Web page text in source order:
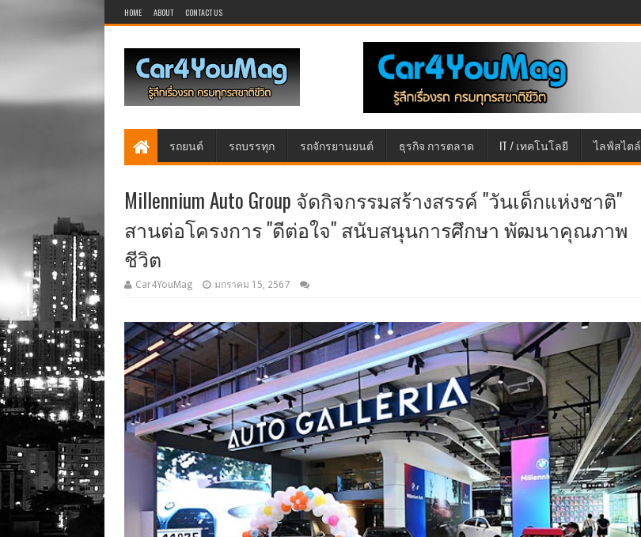
HOME ABOUT CONTACT US
รถยนต์ รถบรรทุก รถจักรยานยนต์ ธุรกิจ การตลาด IT / เทคโนโลยี ไลฟ์สไตล์
Millennium Auto Group จัดกิจกรรมสร้างสรรค์ "วันเด็กแห่งชาติ"
สานต่อโครงการ "ดีต่อใจ" สนับสนุนการศึกษา พัฒนาคุณภาพ
ชีวิต
Car4YouMag มกราคม 15, 2567